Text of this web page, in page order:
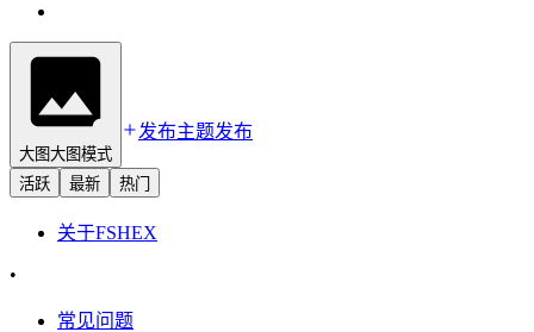
大图大图模式
发布主题发布
活跃 最新 热门
关于FSHEX
•
常见问题